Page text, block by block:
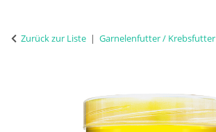
Zurück zur Liste Garnelenfutter / Krebsfutter